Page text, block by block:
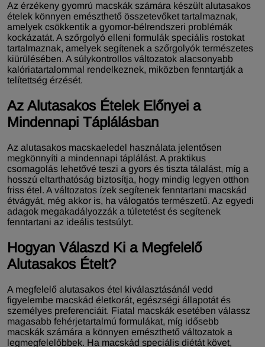
Az érzékeny gyomrú macskák számára készült alutasakos
ételek könnyen emészthető összetevőket tartalmaznak,
amelyek csökkentik a gyomor-bélrendszeri problémák
kockázatát. A szőrgolyó elleni formulák speciális rostokat
tartalmaznak, amelyek segítenek a szőrgolyók természetes
kiürülésében. A súlykontrollos változatok alacsonyabb
kalóriatartalommal rendelkeznek, miközben fenntartják a
telítettség érzését.
Az Alutasakos Ételek Előnyei a
Mindennapi Táplálásban
Az alutasakos macskaeledel használata jelentősen
megkönnyíti a mindennapi táplálást. A praktikus
csomagolás lehetővé teszi a gyors és tiszta tálalást, míg a
hosszú eltarthatóság biztosítja, hogy mindig legyen otthon
friss étel. A változatos ízek segítenek fenntartani macskád
étvágyát, még akkor is, ha válogatós természetű. Az egyedi
adagok megakadályozzák a túletetést és segítenek
fenntartani az ideális testsúlyt.
Hogyan Válaszd Ki a Megfelelő
Alutasakos Ételt?
A megfelelő alutasakos étel kiválasztásánál vedd
figyelembe macskád életkorát, egészségi állapotát és
személyes preferenciáit. Fiatal macskák esetében válassz
magasabb fehérjetartalmú formulákat, míg idősebb
macskák számára a könnyen emészthető változatok a
legmegfelelőbbek. Ha macskád speciális diétát követ,